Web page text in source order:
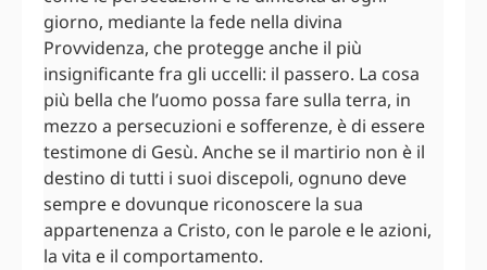
giorno, mediante la fede nella divina
Provvidenza, che protegge anche il più
insignificante fra gli uccelli: il passero. La cosa
più bella che l’uomo possa fare sulla terra, in
mezzo a persecuzioni e sofferenze, è di essere
testimone di Gesù. Anche se il martirio non è il
destino di tutti i suoi discepoli, ognuno deve
sempre e dovunque riconoscere la sua
appartenenza a Cristo, con le parole e le azioni,
la vita e il comportamento.